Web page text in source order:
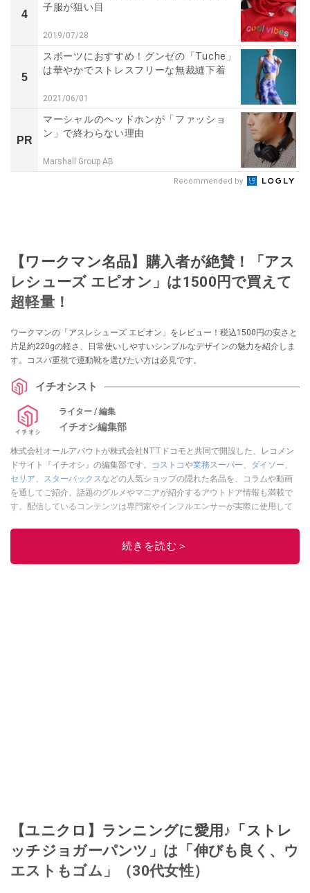
4
子服が狙い目
2019/07/28
5
スポーツにおすすめ！グンゼの「Tuche」
は華やかでストレスフリーな無裁縫下着
2021/06/01
PR
マーシャルのヘッドホンが「ファッショ
ン」で終わらない理由
Marshall Group AB
Recommended by
【ワークマン名品】購入者が絶賛！「アス
レシューズ エピオン」は1500円で買えて
超軽量！
ワークマンの「アスレシューズ エピオン」をレビュー！税込1500円の安さと
片足約220gの軽さ、日常使いしやすいシンプルなデザインの魅力を紹介しま
す。コスパ重視で運動靴を選びたい方は必見です。
イチオシスト
ライター / 編集
イチオシ編集部
株式会社オールアバウトが株式会社NTTドコモと共同で開設した、レコメン
ドサイト『イチオシ』の編集部です。
コストコや業務スーパー、 ダイソー、
セリア、 スターバックスなどの人気ショップの隠れた名品を、コラムや動画
を通してご紹介。話題のグルメやマニアが紹介するアウトドア情報も満載で
す。配信しているコンテンツは専門家やインフルエンサーが実際に使用して
ニュースでフォロー
続きを読む＞
【ユニクロ】ランニングに愛用♪「ストレ
ッチジョガーパンツ」は「伸びも良く、ウ
エストもゴム」（30代女性）